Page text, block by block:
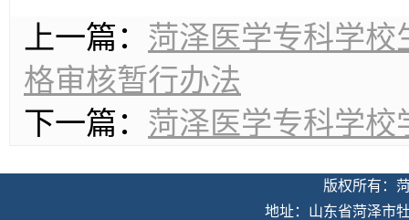
上一篇： 菏泽医学专科学
格审核暂行办法
下一篇： 菏泽医学专科学
版权所有：
地址：山东省菏泽市